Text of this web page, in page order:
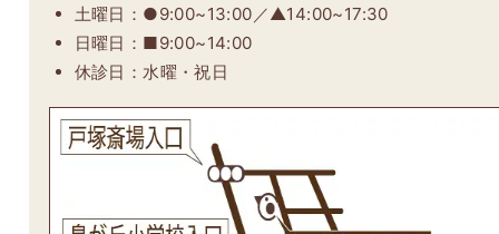
土曜日：●9:00~13:00／▲14:00~17:30
日曜日：■9:00~14:00
休診日：水曜・祝日